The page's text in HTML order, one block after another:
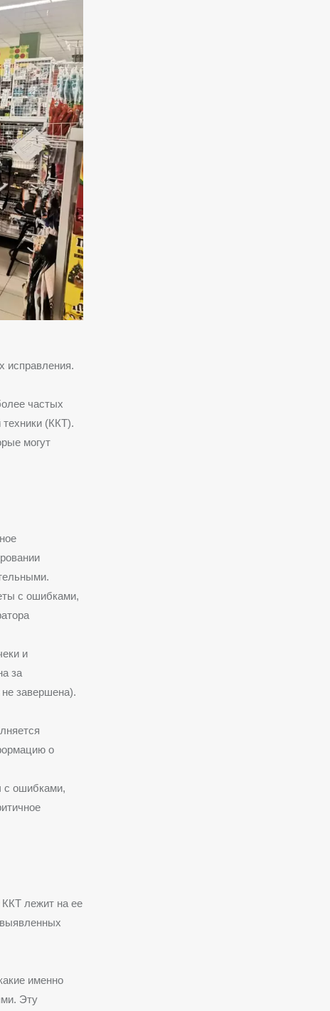
исправления.
частых
(ККТ).
могут
с ошибками,
и
за
завершена).
о
с ошибками,
ККТ лежит на ее
именно
Эту